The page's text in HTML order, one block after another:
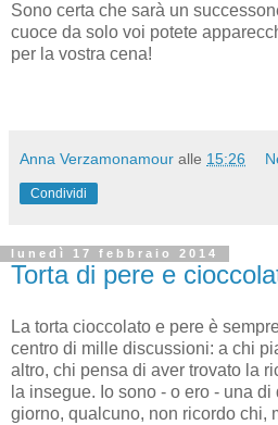
Sono certa che sarà un
cuoce da solo voi potete
per la vostra cena!
Anna Verzamonamour alle 15:26
Condividi
lunedì 17 febbraio 2014
Torta di pere e
La torta cioccolato e pere è
centro di mille discussioni: a chi
altro, chi pensa di aver trovato la
la insegue. Io sono - o ero - una
giorno, qualcuno, non ricordo chi,